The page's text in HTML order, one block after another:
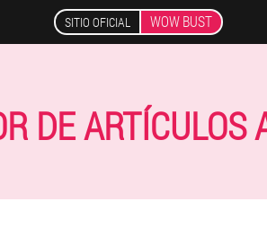
SITIO OFICIAL WOW BUST
DE ARTÍCULOS